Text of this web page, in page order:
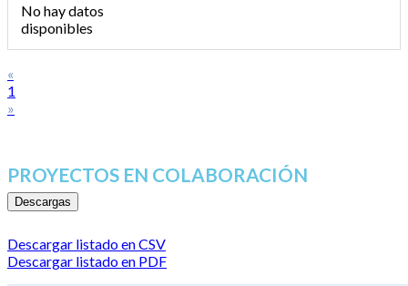
No hay datos
disponibles
«
1
»
PROYECTOS EN COLABORACIÓN
Descargas
Descargar listado en CSV
Descargar listado en PDF